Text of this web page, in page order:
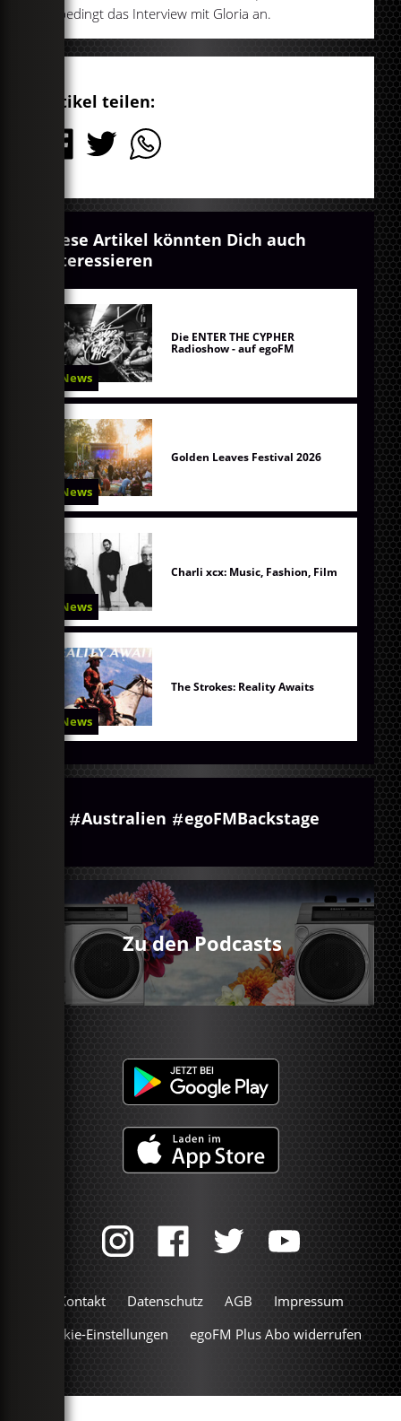
unbedingt das Interview mit Gloria an.
Artikel teilen:
Diese Artikel könnten Dich auch
interessieren
News
Die ENTER THE CYPHER
Radioshow - auf egoFM
News
Golden Leaves Festival 2026
News
Charli xcx: Music, Fashion, Film
News
The Strokes: Reality Awaits
Australien egoFMBackstage
Zu den Podcasts
Kontakt Datenschutz AGB
Impressum
Cookie-Einstellungen
egoFM Plus Abo widerrufen